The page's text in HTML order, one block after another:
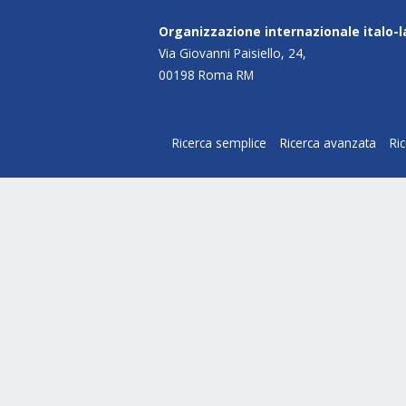
Organizzazione internazionale italo-
Via Giovanni Paisiello, 24,
00198 Roma RM
Ricerca semplice Ricerca avanzata